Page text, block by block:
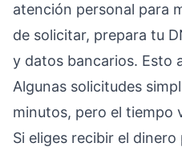
atención personal para
de solicitar, prepara tu
y datos bancarios. Esto
Algunas solicitudes
minutos, pero el tiempo
Si eliges recibir el